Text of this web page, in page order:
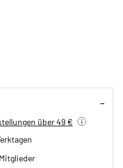
über 49 €